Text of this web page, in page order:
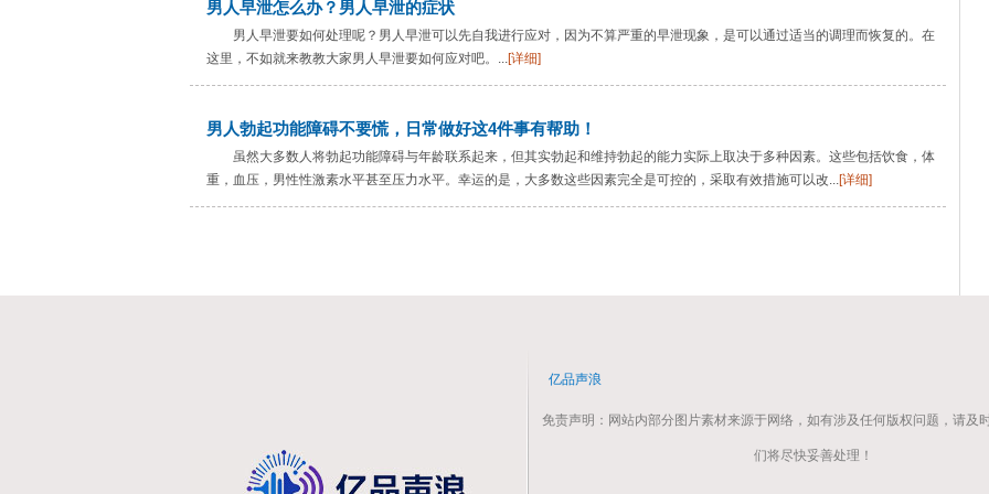
男人早泄怎么办？男人早泄的症状
男人早泄要如何处理呢？男人早泄可以先自我进行应对，因为不算严重的早泄现象，是可以通过适当的调理而恢复的。在
这里，不如就来教教大家男人早泄要如何应对吧。...[详细]
男人勃起功能障碍不要慌，日常做好这4件事有帮助！
虽然大多数人将勃起功能障碍与年龄联系起来，但其实勃起和维持勃起的能力实际上取决于多种因素。这些包括饮食，体
重，血压，男性性激素水平甚至压力水平。幸运的是，大多数这些因素完全是可控的，采取有效措施可以改...[详细]
亿品声浪
免责声明：网站内部分图片素材来源于网络，如有涉及任何版权问题，请及
们将尽快妥善处理！